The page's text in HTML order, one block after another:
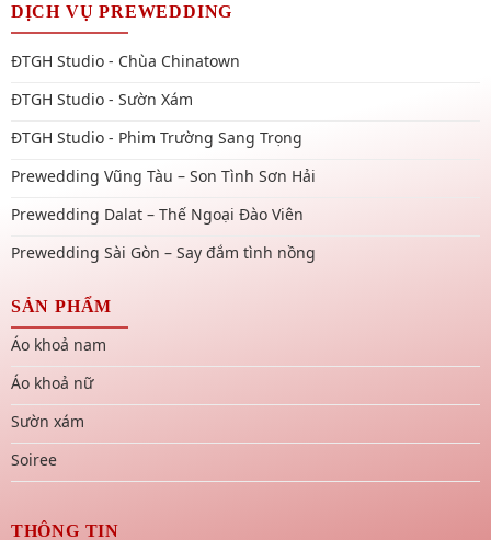
DỊCH VỤ PREWEDDING
ĐTGH Studio - Chùa Chinatown
ĐTGH Studio - Sườn Xám
ĐTGH Studio - Phim Trường Sang Trọng
Prewedding Vũng Tàu – Son Tình Sơn Hải
Prewedding Dalat – Thế Ngoại Đào Viên
Prewedding Sài Gòn – Say đắm tình nồng
SẢN PHẨM
Áo khoả nam
Áo khoả nữ
Sườn xám
Soiree
THÔNG TIN